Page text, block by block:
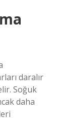
daralır
Soğuk
daha